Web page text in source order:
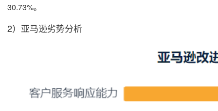
30.73%。
2）亚马逊劣势分析